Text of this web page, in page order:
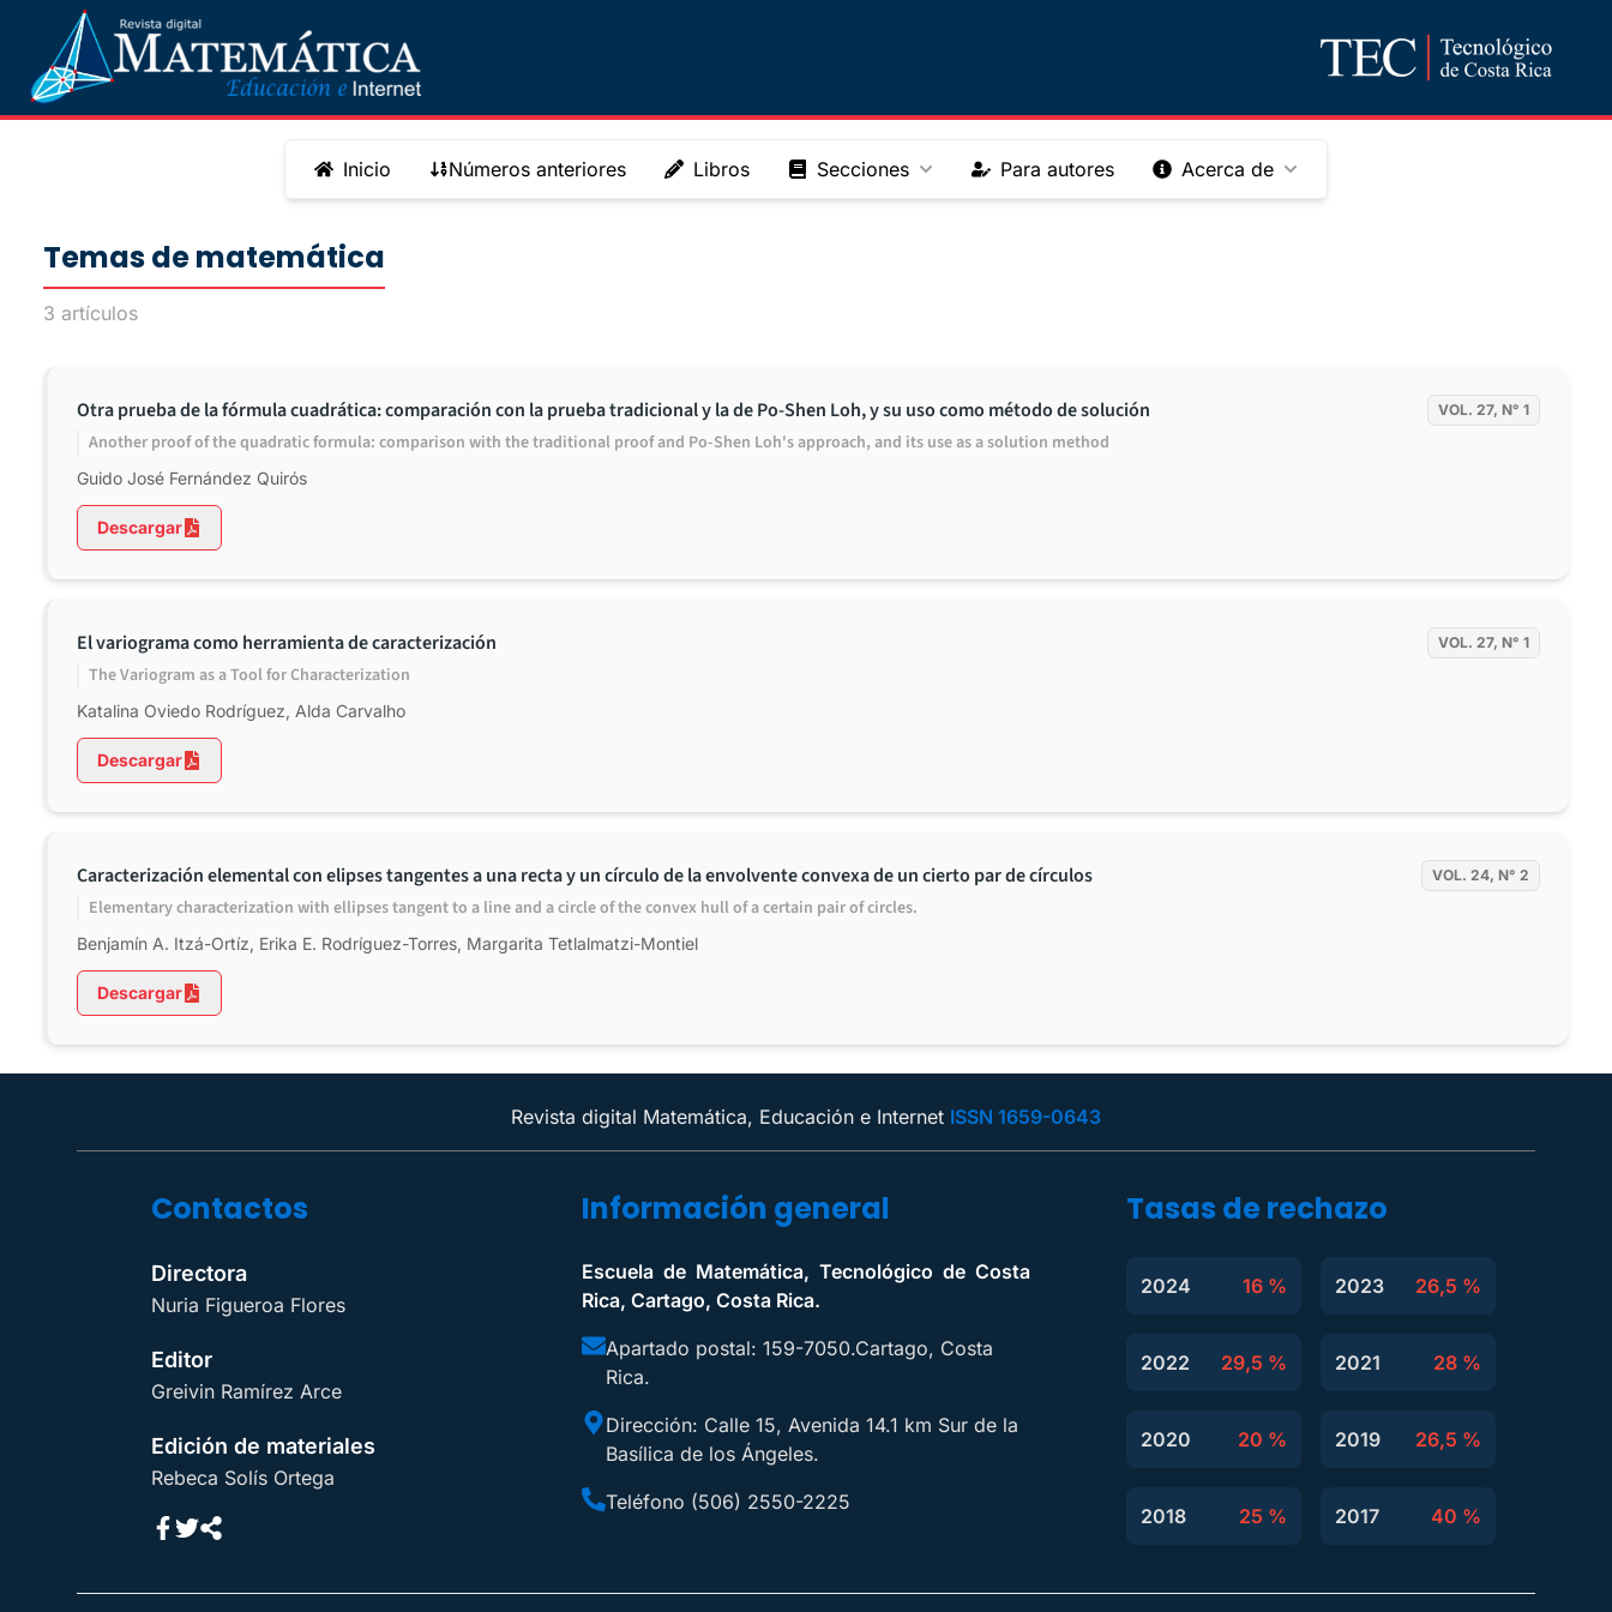
Inicio Números anteriores Libros Secciones Para autores Acerca de
Temas de matemática
3 artículos
Otra prueba de la fórmula cuadrática: comparación con la prueba tradicional y la de Po-Shen Loh, y su uso como método de solución VOL. 27, N° 1
Another proof of the quadratic formula: comparison with the traditional proof and Po-Shen Loh's approach, and its use as a solution method
Guido José Fernández Quirós
Descargar
El variograma como herramienta de caracterización VOL. 27, N° 1
The Variogram as a Tool for Characterization
Katalina Oviedo Rodríguez, Alda Carvalho
Descargar
Caracterización elemental con elipses tangentes a una recta y un círculo de la envolvente convexa de un cierto par de círculos VOL. 24, N° 2
Elementary characterization with ellipses tangent to a line and a circle of the convex hull of a certain pair of circles.
Benjamín A. Itzá-Ortíz, Erika E. Rodríguez-Torres, Margarita Tetlalmatzi-Montiel
Descargar
Revista digital Matemática, Educación e Internet ISSN 1659-0643
Contactos
Directora
Nuria Figueroa Flores
Editor
Greivin Ramírez Arce
Edición de materiales
Rebeca Solís Ortega
Información general
Escuela de Matemática, Tecnológico de Costa
Rica, Cartago, Costa Rica.
Apartado postal: 159-7050.Cartago, Costa
Rica.
Dirección: Calle 15, Avenida 14.1 km Sur de la
Basílica de los Ángeles.
Teléfono (506) 2550-2225
Tasas de rechazo
2024 16 % 2023 26,5 %
2022 29,5 % 2021 28 %
2020 20 % 2019 26,5 %
2018 25 % 2017 40 %